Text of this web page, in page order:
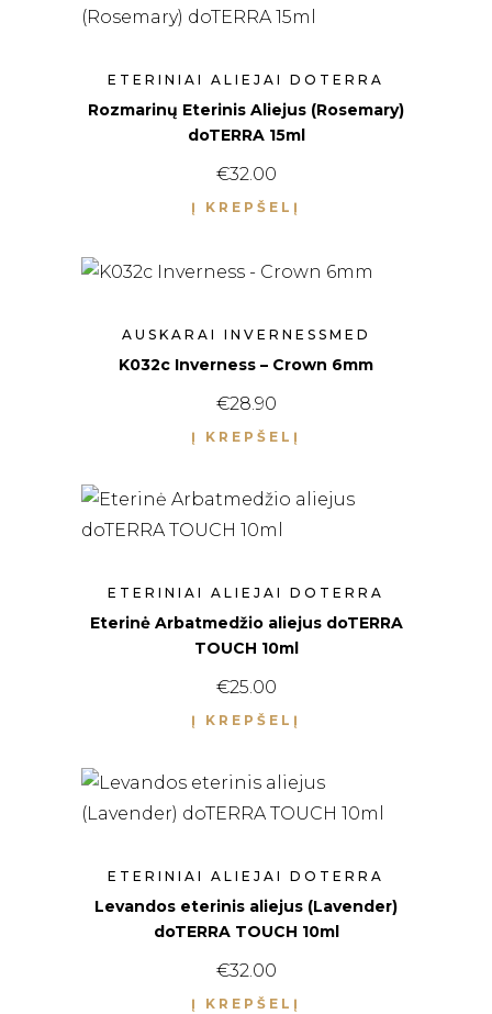
ETERINIAI ALIEJAI DOTERRA
Rozmarinų Eterinis Aliejus (Rosemary)
doTERRA 15ml
€32.00
Į KREPŠELĮ
AUSKARAI INVERNESSMED
K032с Inverness – Crown 6mm
€28.90
Į KREPŠELĮ
ETERINIAI ALIEJAI DOTERRA
Eterinė Arbatmedžio aliejus doTERRA
TOUCH 10ml
€25.00
Į KREPŠELĮ
ETERINIAI ALIEJAI DOTERRA
Levandos eterinis aliejus (Lavender)
doTERRA TOUCH 10ml
€32.00
Į KREPŠELĮ